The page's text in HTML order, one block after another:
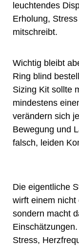
leuchtendes
Erholung,
mitschreibt.
Wichtig bleibt
Ring blind
Sizing Kit sollte
mindestens
verändern sich
Bewegung und
falsch, leiden
Die eigentliche
wirft einem
sondern macht
Stress,